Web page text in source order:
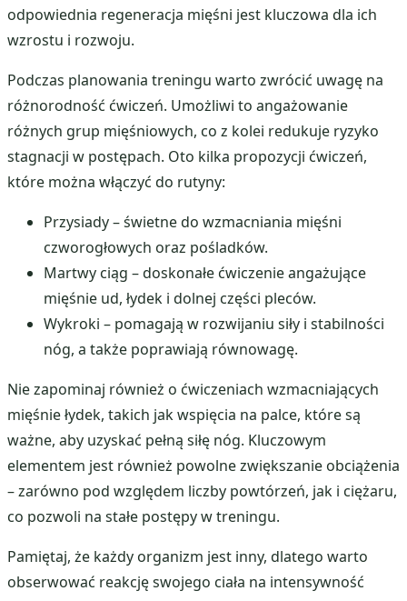
odpowiednia regeneracja mięśni jest kluczowa dla ich
wzrostu i rozwoju.
Podczas planowania treningu warto zwrócić uwagę na
różnorodność ćwiczeń. Umożliwi to angażowanie
różnych grup mięśniowych, co z kolei redukuje ryzyko
stagnacji w postępach. Oto kilka propozycji ćwiczeń,
które można włączyć do rutyny:
Przysiady – świetne do wzmacniania mięśni
czworogłowych oraz pośladków.
Martwy ciąg – doskonałe ćwiczenie angażujące
mięśnie ud, łydek i dolnej części pleców.
Wykroki – pomagają w rozwijaniu siły i stabilności
nóg, a także poprawiają równowagę.
Nie zapominaj również o ćwiczeniach wzmacniających
mięśnie łydek, takich jak wspięcia na palce, które są
ważne, aby uzyskać pełną siłę nóg. Kluczowym
elementem jest również powolne zwiększanie obciążenia
– zarówno pod względem liczby powtórzeń, jak i ciężaru,
co pozwoli na stałe postępy w treningu.
Pamiętaj, że każdy organizm jest inny, dlatego warto
obserwować reakcję swojego ciała na intensywność